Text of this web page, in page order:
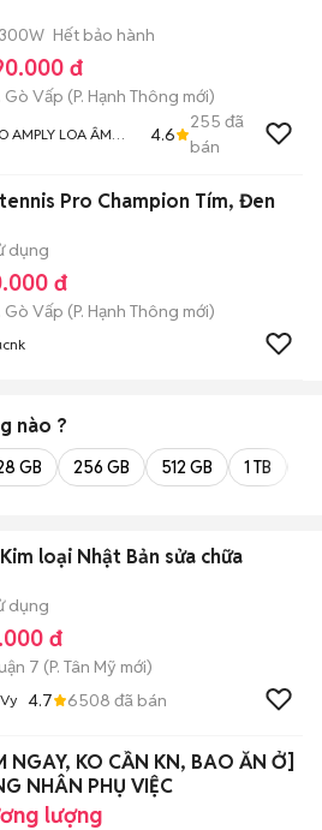
Hết bảo hành
đ
Gò Vấp (P. Hạnh Thông mới)
AMPLY LOA ÂM
4.6
255 đã
bán
Pro Champion Tím, Đen
dụng
đ
Gò Vấp (P. Hạnh Thông mới)
nào ?
GB 256 GB 512 GB 1 TB
loại Nhật Bản sửa chữa
dụng
đ
7 (P. Tân Mỹ mới)
4.7 6508 đã bán
NGAY, KO CẦN KN, BAO ĂN Ở]
NHÂN PHỤ VIỆC
lượng